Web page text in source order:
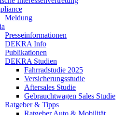
Meldung
Presseinformationen
DEKRA Info
Publikationen
DEKRA Studien
Fahrradstudie 2025
Versicherungsstudie
Aftersales Studie
Gebrauchtwagen Sales Studie
Ratgeber & Tipps
Ratgeber Auto & Mobilität